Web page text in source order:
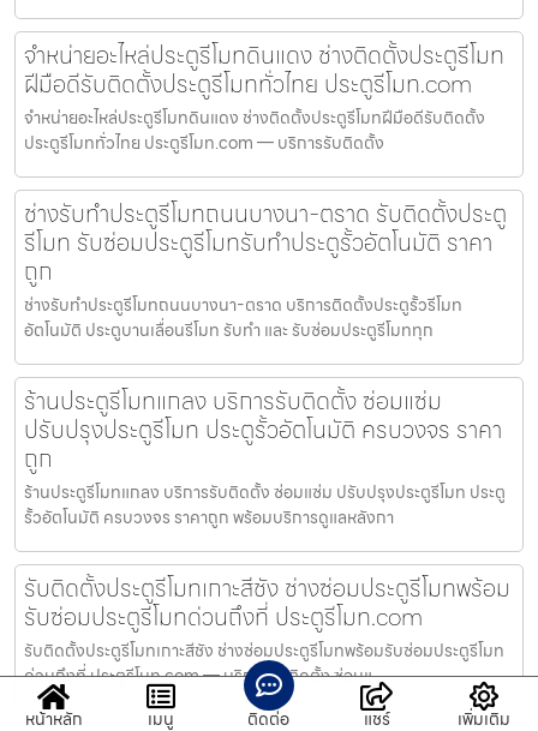
จำหน่ายอะไหล่ประตูรีโมทดินแดง ช่างติดตั้งประตูรีโมท
ฝีมือดีรับติดตั้งประตูรีโมททั่วไทย ประตูรีโมท.com
จำหน่ายอะไหล่ประตูรีโมทดินแดง ช่างติดตั้งประตูรีโมทฝีมือดีรับติดตั้ง
ประตูรีโมททั่วไทย ประตูรีโมท.com — บริการรับติดตั้ง
ช่างรับทำประตูรีโมทถนนบางนา-ตราด รับติดตั้งประตู
รีโมท รับซ่อมประตูรีโมทรับทำประตูรั้วอัตโนมัติ ราคา
ถูก
ช่างรับทำประตูรีโมทถนนบางนา-ตราด บริการติดตั้งประตูรั้วรีโมท
อัตโนมัติ ประตูบานเลื่อนรีโมท รับทำ และ รับซ่อมประตูรีโมททุก
ร้านประตูรีโมทแกลง บริการรับติดตั้ง ซ่อมแซ่ม
ปรับปรุงประตูรีโมท ประตูรั้วอัตโนมัติ ครบวงจร ราคา
ถูก
ร้านประตูรีโมทแกลง บริการรับติดตั้ง ซ่อมแซ่ม ปรับปรุงประตูรีโมท ประตู
รั้วอัตโนมัติ ครบวงจร ราคาถูก พร้อมบริการดูแลหลังกา
รับติดตั้งประตูรีโมทเกาะสีชัง ช่างซ่อมประตูรีโมทพร้อม
รับซ่อมประตูรีโมทด่วนถึงที่ ประตูรีโมท.com
รับติดตั้งประตูรีโมทเกาะสีชัง ช่างซ่อมประตูรีโมทพร้อมรับซ่อมประตูรีโมท
ด่วนถึงที่ ประตูรีโมท.com — บริการรับติดตั้ง ซ่อมแ
หน้าหลัก เมนู ติดต่อ แชร์ เพิ่มเติม